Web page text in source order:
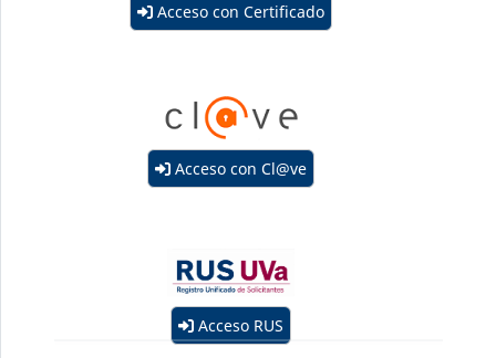
Acceso con Certificado
Acceso con Cl@ve
Acceso RUS